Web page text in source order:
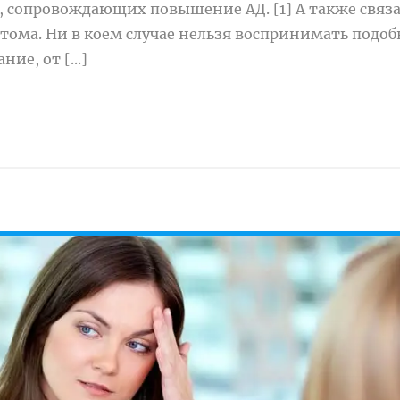
сопровождающих повышение АД. [1] А также
Ни в коем случае нельзя воспринимать
от [...]